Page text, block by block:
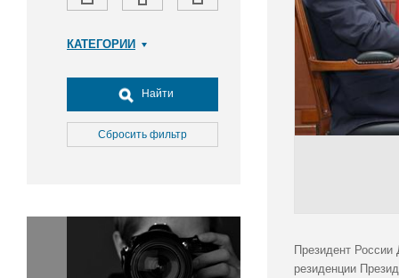
КАТЕГОРИИ
Досуг, туризм и отдых
Культура
Медицина
Окружающая среда
Политика
Правосудие
Найти
Сбросить фильтр
Президент
резиденции